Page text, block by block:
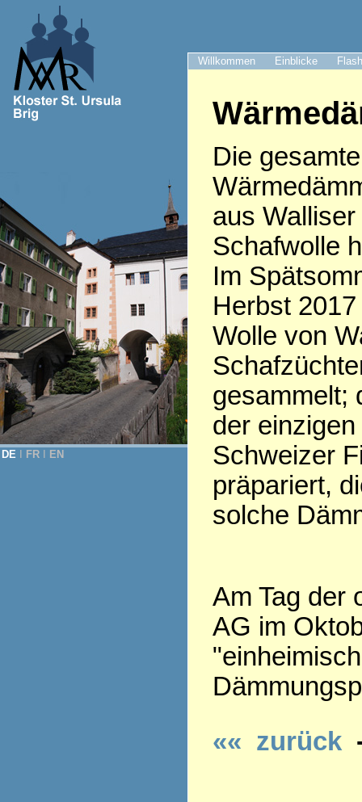
Willkommen Einblicke
DE FR EN
Die gesamte
aus Walliser
Schafwolle
Im
Herbst
Wolle von
gesammelt;
der einzigen
Schweizer
präpariert,
solche
Am Tag der
AG im
«« zurück